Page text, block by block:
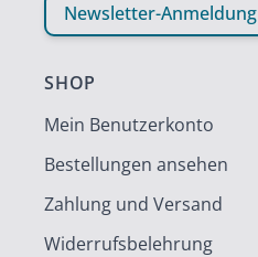
Newsletter-Anmeldung
SHOP
Mein Benutzerkonto
Bestellungen ansehen
Zahlung und Versand
Widerrufsbelehrung